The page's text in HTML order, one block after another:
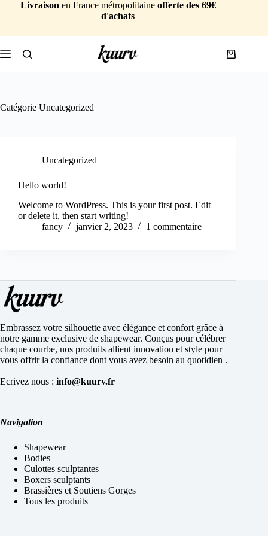
PasserLivraison en France métropolitaine offerte des 69€
d'achats
Panier
Catégorie Uncategorized
Uncategorized
Hello world!
Welcome to WordPress. This is your first post. Edit
or delete it, then start writing!
fancy
janvier 2, 2023 1 commentaire
Embrassez votre silhouette avec élégance et confort grâce à
notre gamme exclusive de shapewear. Conçus pour célébrer
chaque courbe, nos produits allient innovation et style pour
vous offrir la confiance dont vous avez besoin au quotidien .
Ecrivez nous : info@kuurv.fr
Navigation
Shapewear
Bodies
Culottes sculptantes
Boxers sculptants
Brassières et Soutiens Gorges
Tous les produits